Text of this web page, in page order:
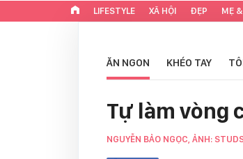
LIFESTYLE XÃ HỘI ĐẸP MẸ
ĂN NGON KHÉO TAY
Tự làm vòng
NGUYỄN BẢO NGỌC, ẢNH: